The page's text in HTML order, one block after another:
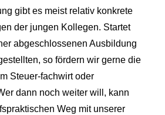
gibt es meist relativ konkrete
der jungen Kollegen. Startet
abgeschlossenen Ausbildung
so fördern wir gerne die
Steuer-fachwirt oder
dann noch weiter will, kann
Weg mit unserer